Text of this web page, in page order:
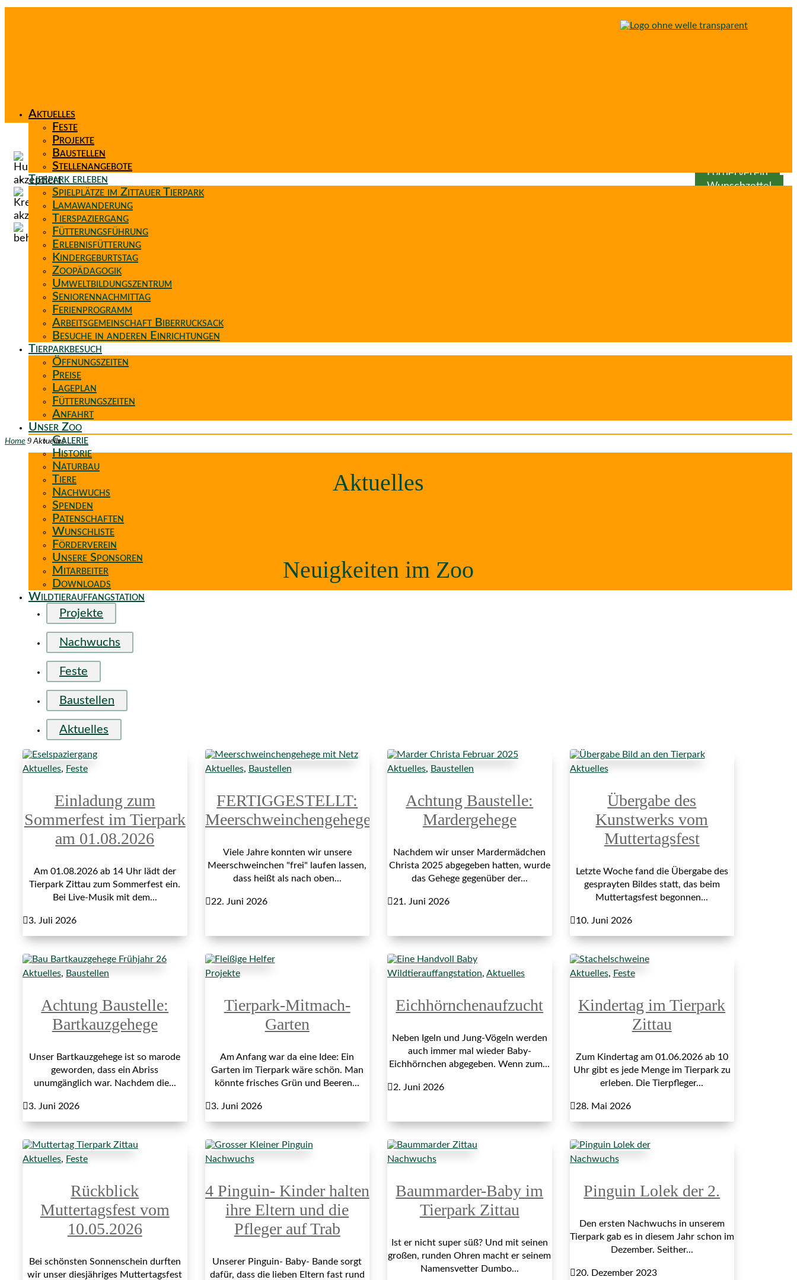
Aktuelles
Feste
Projekte
Baustellen
Stellenangebote
Tierpark erleben
Spielplätze im Zittauer Tierpark
Lamawanderung
Tierspaziergang
Fütterungsführung
Erlebnisfütterung
Kindergeburtstag
Zoopädagogik
Umweltbildungszentrum
Seniorennachmittag
Ferienprogramm
Arbeitsgemeinschaft Biberrucksack
Besuche in anderen Einrichtungen
Tierparkbesuch
Öffnungszeiten
Preise
Lageplan
Fütterungszeiten
Anfahrt
Unser Zoo
Galerie
Historie
Naturbau
Tiere
Nachwuchs
Spenden
Patenschaften
Wunschliste
Förderverein
Unsere Sponsoren
Mitarbeiter
Downloads
Wildtierauffangstation
Förderverein
Wunschzettel
Home 9 Aktuelles
Aktuelles
Neuigkeiten im Zoo
Projekte
Nachwuchs
Feste
Baustellen
Aktuelles
Aktuelles, Feste
Einladung zum
Sommerfest im Tierpark
am 01.08.2026
Am 01.08.2026 ab 14 Uhr lädt der
Tierpark Zittau zum Sommerfest ein.
Bei Live-Musik mit dem...
3. Juli 2026
Aktuelles, Baustellen
FERTIGGESTELLT:
Meerschweinchengehege
Viele Jahre konnten wir unsere
Meerschweinchen "frei" laufen lassen,
dass heißt als nach oben...
22. Juni 2026
Aktuelles, Baustellen
Achtung Baustelle:
Mardergehege
Nachdem wir unser Mardermädchen
Christa 2025 abgegeben hatten, wurde
das Gehege gegenüber der...
21. Juni 2026
Aktuelles
Übergabe des
Kunstwerks vom
Muttertagsfest
Letzte Woche fand die Übergabe des
gesprayten Bildes statt, das beim
Muttertagsfest begonnen...
10. Juni 2026
Aktuelles, Baustellen
Achtung Baustelle:
Bartkauzgehege
Unser Bartkauzgehege ist so marode
geworden, dass ein Abriss
unumgänglich war. Nachdem die...
3. Juni 2026
Projekte
Tierpark-Mitmach-
Garten
Am Anfang war da eine Idee: Ein
Garten im Tierpark wäre schön. Man
könnte frisches Grün und Beeren...
3. Juni 2026
Wildtierauffangstation, Aktuelles
Eichhörnchenaufzucht
Neben Igeln und Jung-Vögeln werden
auch immer mal wieder Baby-
Eichhörnchen abgegeben. Wenn zum...
2. Juni 2026
Aktuelles, Feste
Kindertag im Tierpark
Zittau
Zum Kindertag am 01.06.2026 ab 10
Uhr gibt es jede Menge im Tierpark zu
erleben. Die Tierpfleger...
28. Mai 2026
Aktuelles, Feste
Rückblick
Muttertagsfest vom
10.05.2026
Bei schönsten Sonnenschein durften
wir unser diesjähriges Muttertagsfest
Nachwuchs
4 Pinguin- Kinder halten
ihre Eltern und die
Pfleger auf Trab
Unserer Pinguin- Baby- Bande sorgt
dafür, dass die lieben Eltern fast rund
Nachwuchs
Baummarder-Baby im
Tierpark Zittau
Ist er nicht super süß? Und mit seinen
großen, runden Ohren macht er seinem
Namensvetter Dumbo...
Nachwuchs
Pinguin Lolek der 2.
Den ersten Nachwuchs in unserem
Tierpark gab es in diesem Jahr schon im
Dezember. Seither...
20. Dezember 2023